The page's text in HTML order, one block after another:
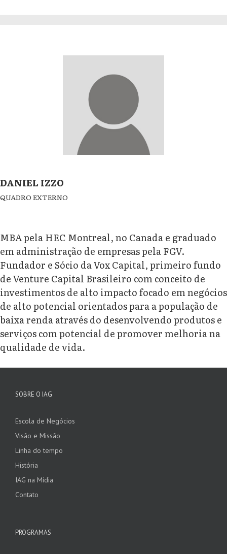
DANIEL IZZO
QUADRO EXTERNO
MBA pela HEC Montreal, no Canada e graduado
em administração de empresas pela FGV.
Fundador e Sócio da Vox Capital, primeiro fundo
de Venture Capital Brasileiro com conceito de
investimentos de alto impacto focado em negócios
de alto potencial orientados para a população de
baixa renda através do desenvolvendo produtos e
serviços com potencial de promover melhoria na
qualidade de vida.
SOBRE O IAG
Escola de Negócios
Visão e Missão
Linha do tempo
História
IAG na Mídia
Contato
PROGRAMAS